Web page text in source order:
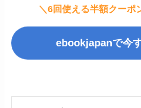
＼6回使える半額クーポ
ebookjapanで今